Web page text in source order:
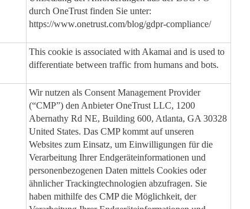
durch OneTrust finden Sie unter:
https://www.onetrust.com/blog/gdpr-compliance/
This cookie is associated with Akamai and is used to
differentiate between traffic from humans and bots.
Wir nutzen als Consent Management Provider
(“CMP”) den Anbieter OneTrust LLC, 1200
Abernathy Rd NE, Building 600, Atlanta, GA 30328
United States. Das CMP kommt auf unseren
Websites zum Einsatz, um Einwilligungen für die
Verarbeitung Ihrer Endgeräteinformationen und
personenbezogenen Daten mittels Cookies oder
ähnlicher Trackingtechnologien abzufragen. Sie
haben mithilfe des CMP die Möglichkeit, der